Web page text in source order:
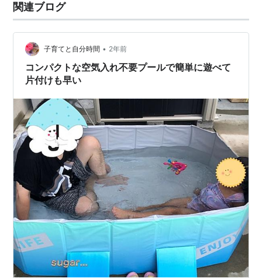
関連ブログ
子育てと自分時間 • 2年前
コンパクトな空気入れ不要プールで簡単に遊べて
片付けも早い